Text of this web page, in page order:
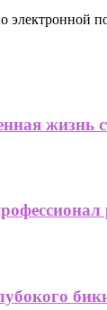
электронной
жизнь